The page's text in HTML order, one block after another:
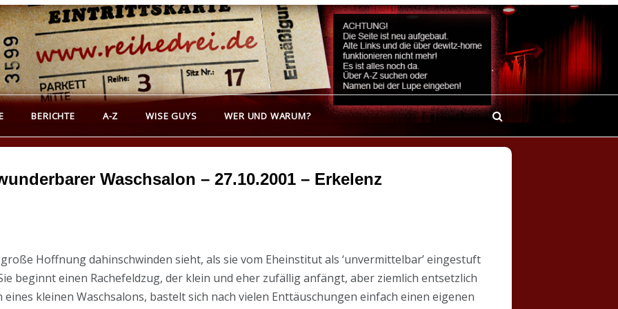
über Groß- und Kleinkunst
BERICHTE A-Z WISE GUYS WER UND WARUM?
Waschsalon – 27.10.2001 – Erkelenz
Hoffnung dahinschwinden sieht, als sie vom Eheinstitut als ‘unvermittelbar’ eingestuft
beginnt einen Rachefeldzug, der klein und eher zufällig anfängt, aber ziemlich entsetzlich
eines kleinen Waschsalons, bastelt sich nach vielen Enttäuschungen einfach einen eigenen